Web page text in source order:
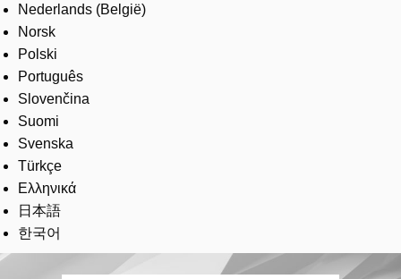
Nederlands (België)
Norsk
Polski
Português
Slovenčina
Suomi
Svenska
Türkçe
Ελληνικά
日本語
한국어